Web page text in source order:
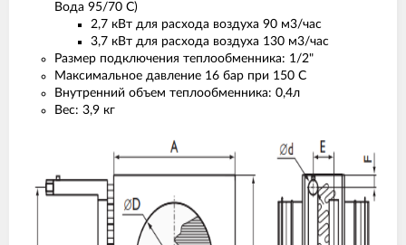
Вода 95/70 С)
2,7 кВт для расхода воздуха 90 м3/час
3,7 кВт для расхода воздуха 130 м3/час
Размер подключения теплообменника: 1/2"
Максимальное давление 16 бар при 150 С
Внутренний объем теплообменника: 0,4л
Вес: 3,9 кг